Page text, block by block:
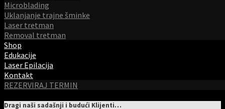
Microblading
Uklanjanje trajne šminke
Laser tretman
Removal tretman
Shop
Edukacije
Laser Epilacija
Kontakt
REZERVIRAJ TERMIN
Dragi naši sadašnji i budući Klijenti…